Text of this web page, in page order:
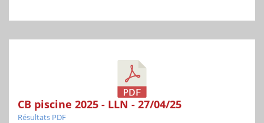
CB piscine 2025 - LLN - 27/04/25
Résultats PDF